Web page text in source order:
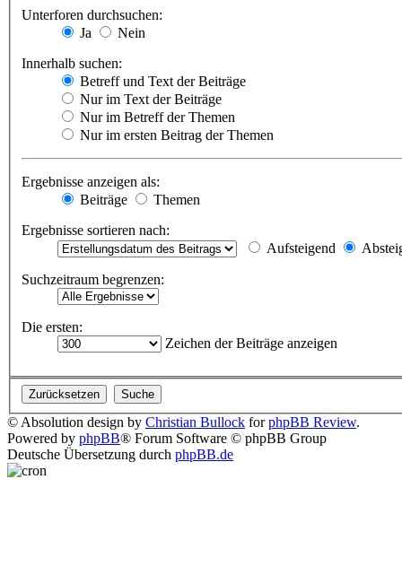
Unterforen durchsuchen:
Ja
Nein
Innerhalb suchen:
Betreff und Text der Beiträge
Nur im Text der Beiträge
Nur im Betreff der Themen
Nur im ersten Beitrag der Themen
Ergebnisse anzeigen als:
Beiträge
Themen
Ergebnisse sortieren nach:
Aufsteigend
Suchzeitraum begrenzen:
Die ersten:
Zeichen der Beiträge anzeigen
© Absolution design by Christian Bullock forphpBB Review.
Powered by phpBB® Forum Software © phpBB Group
Deutsche Übersetzung durch phpBB.de